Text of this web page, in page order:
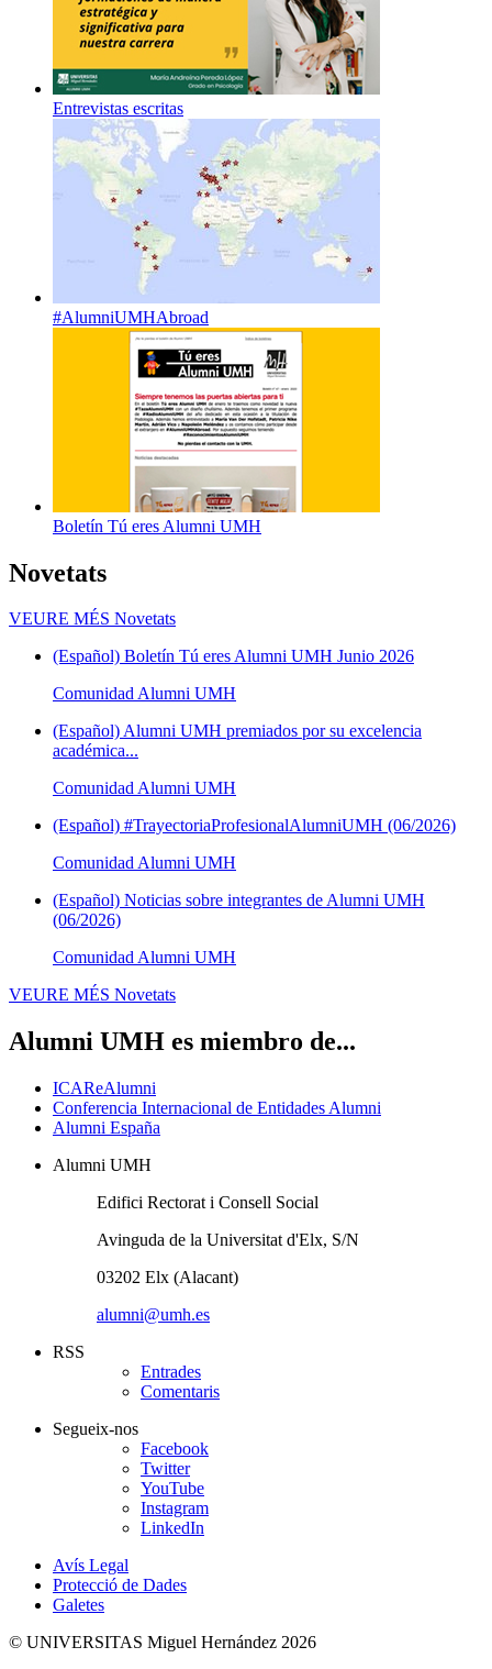
Entrevistas escritas
#AlumniUMHAbroad
Boletín Tú eres Alumni UMH
Novetats
VEURE MÉS Novetats
(Español) Boletín Tú eres Alumni UMH Junio 2026
Comunidad Alumni UMH
(Español) Alumni UMH premiados por su excelencia
académica...
Comunidad Alumni UMH
(Español) #TrayectoriaProfesionalAlumniUMH (06/2026)
Comunidad Alumni UMH
(Español) Noticias sobre integrantes de Alumni UMH
(06/2026)
Comunidad Alumni UMH
VEURE MÉS Novetats
Alumni UMH es miembro de...
ICAReAlumni
Conferencia Internacional de Entidades Alumni
Alumni España
Alumni UMH
Edifici Rectorat i Consell Social
Avinguda de la Universitat d'Elx, S/N
03202 Elx (Alacant)
alumni@umh.es
RSS
Entrades
Comentaris
Segueix-nos
Facebook
Twitter
YouTube
Instagram
LinkedIn
Avís Legal
Protecció de Dades
Galetes
© UNIVERSITAS Miguel Hernández 2026